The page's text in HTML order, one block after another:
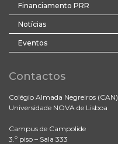
Financiamento PRR
Notícias
Eventos
Contactos
Colégio Almada Negreiros (CAN)
Universidade NOVA de Lisboa
Campus de Campolide
3.º piso – Sala 333